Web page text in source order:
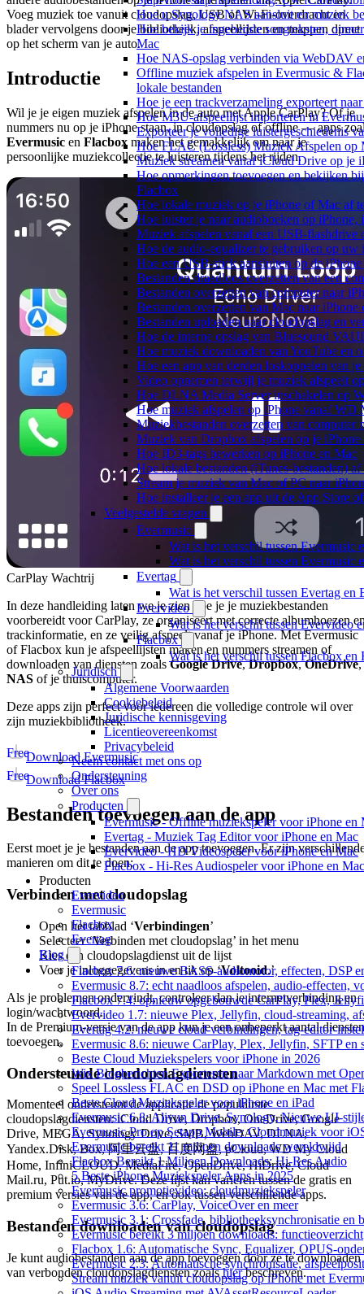
Hoe u Synology NAS aansluit en muziek
Hoe bekijk je ingebedde songteksten,
Mac
Hoe NAS-opslag verbinden via WebDAV
Offline muziek afspelen in Evermusic &
lokale bestanden
Hoe je een trackverzameling exporteert
Hoe M3U-afspeellijst importeren in
Exporteer je volledige luistergeschiedenis
Hoe FLAC (Lossless) Muziek Afspelen op
Muziek streamen vanaf iCloud Drive op je
Hoe opmerkingen toevoegen en bekijken
Flacbox
Hoe lokale muziek op je iPhone of Mac af
Hoe luister je naar audioboeken op iPhone,
Muziek afspelen vanaf een USB-
Hoe de audio-equalizer te gebruiken op
Hoe een USB-stick aansluiten op de
Bestanden draadloos overzetten van een
Bestanden overzetten van computer naar
Bestanden overzetten van Mac naar
Bestanden uploaden naar cloudopslag en
Hoe de interne opslag van Bluesound
Hoe muziek downloaden van YouTube en
Hoe een app van derden loskoppelen van
Video opnemen terwijl je muziek afspeelt
Hoe DLNA Media Server inschakelen op
Hoe muziek afspelen op iPhone vanaf WD
Muziekbestanden overzetten van
Muziek van Dropbox afspelen op je
Hoe ID3-tags bewerken op iPhone en Mac
Hoe lokale bestanden (iTunes-bestanden)
Stream je muziek van Mac of PC naar
Hoe installeer je een app uit de App Store
Veelgestelde vragen
Evermusic
Wat is het verschil tussen Evermusic
Wat is het verschil tussen Evermusic
Evertag
Wat is het verschil tussen Evertag en
Evervideo
Wat is het verschil tussen Evervideo
Flacbox
Wat is het verschil tussen Flacbox en
Juridisch
Algemene Voorwaarden
Cookiebeleid
Juridische kennisgeving
Licentieovereenkomst
Privacybeleid
Neem contact met ons op
Ondersteuning
Over ons
Producten
Evermusic - Offline muziekspeler voor iPhone en
Evertag - Muziek Tag Editor voor iPhone en Mac
Evervideo - HD Videospeler voor iPhone en Mac
Flacbox - Hi-Res Audiospeler voor iPhone en Mac
Producten
Evervideo
Evermusic
Flacbox
Evertag
Blog
Flacbox 7.6: nieuwe BASS-audiomotor, effecten, DSP
Evermusic 8.7: echt naadloos afspelen, audio-effecten,
Flacbox 7.4: opnieuw opgebouwde CarPlay, Plex,
Evervideo 1.7: nieuwe Plex, Jellyfin, cloud-streaming,
Evertag 4.2: nieuwe cloud-verbindingen, tag-editor-
Evermusic 8.6: nieuwe CarPlay, Plex, Jellyfin, SFTP en
Beste Cloud Muziekspelers voor iPhone in 2026
Wix Blogberichten Exporteren naar Markdown met
Speel Lossless FLAC en DSD op iPhone en Mac met
Beste Cloud Muziekspeler voor iPhone en iPad
Evermusic 6.8: Aliyun Drive, Synology, Nieuwe UI-
Evermusic Pro op Setapp Mobile: Cloudmuziek voor
Evermusic bereikt 11 miljoen downloads wereldwijd
Flacbox Bereikt 1 Miljoen Downloads: Hi-Res Audio
5 Beste iPhone Muziekspeler Apps in 2025
Evermusic promotievideo: cloudmuziekspeler
Evermusic 3.6: CarPlay, VoiceOver en meer
Evermusic 3.1: Crossfade, bibliotheeksynchronisatie en
Evermusic bereikt 3 miljoen downloads: functieoverzicht
Flacbox 1.6: Automatische Sync, Equalizer, OPUS-
Evermusic 2.3: Automatische synchronisatie,
Stream muziek vanuit cloudopslag op iPhone met
Voeg muziek toe vanuit cloudopslag, USB of Wi-Fi-overdracht en
blader vervolgens door je bibliotheek, afspeellijsten en mappen direct
op het scherm van je auto.
Introductie
Wil je je eigen muziek afspelen in de auto met Apple CarPlay? Of je
nummers nu op je iPhone staan, in cloudopslag of offline — apps
Evermusic en Flacbox maken het gemakkelijk om naar je
persoonlijke muziekcollectie te luisteren tijdens het rijden.
CarPlay Wachtrij
In deze handleiding laten we je zien hoe je je muziekbestanden
voorbereidt voor CarPlay, ze organiseert met correcte albumhoezen
trackinformatie, en ze veilig afspeelt vanaf je iPhone. Met Evermusic
of Flacbox kun je afspeellijsten maken en nummers streamen of
downloaden van diensten zoalsGoogle Drive,Dropbox,OneDrive,
NAS of je thuiscomputer.
Deze apps zijn perfect voor iedereen die volledige controle wil over
zijn muziekbibliotheek.
Download Evermusic
Free
Download Flacbox
Free
Bestanden toevoegen aan de app
Eerst moet je je bestanden aan de app toevoegen. Er zijn
manieren om dit te doen:
Verbinden met cloudopslag
Open het tabblad ‘Verbindingen’
Selecteer ‘Verbinden met cloudopslag’ in het menu
Kies een cloudopslagdienst uit de lijst
Voer je inloggegevens in en tik op ‘Voltooid.’
Als je problemen ondervindt, controleer dan je internetverbinding en
login/wachtwoord.
In de Premium-versie van de app kun je een onbeperkt aantal diensten
toevoegen.
Ondersteunde cloudopslagdiensten
Momenteel ondersteunt de applicatie de populairste
cloudopslagdiensten: iCloud Drive, Dropbox, OneDrive, Google
Drive, MEGA, Synology Drive, SMB, WebDAV, DLNA,
Yandex.Disk, Box, 阿里云盘, 百度网盘, pCloud, WD My Cloud
Home, InfiniCLOUD, MediaFire, OpenDrive, HiDrive, Cloud
Mail.ru, Put.io, MyDrive. Deze lijst kan variëren tussen de gratis en
premium versies van de app, en ook tussen verschillende apps.
Bestanden downloaden van cloudopslag
Je kunt audiobestanden aan de app toevoegen door ze te downloaden
van verbonden cloudopslagdiensten zoalshierbeschreven.